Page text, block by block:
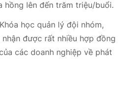
hồng lên đến trăm triệu/buổi.
học quản lý đội nhóm,
được rất nhiều hợp đồng
các doanh nghiệp về phát